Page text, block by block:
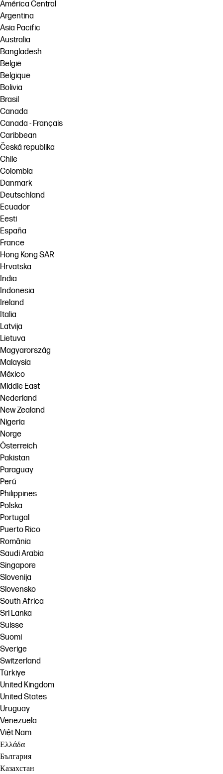
Ponte en contacto con un experto de
HP PrintOS
Síguenos
Soluciones de flujo de trabajo
Sostenibilidad
América Central
Argentina
Asia Pacific
Australia
Bangladesh
België
Belgique
Bolivia
Brasil
Canada
Canada - Français
Caribbean
Česká republika
Chile
Colombia
Danmark
Deutschland
Ecuador
Eesti
España
France
Hong Kong SAR
Hrvatska
India
Indonesia
Ireland
Italia
Latvija
Lietuva
Magyarország
Malaysia
México
Middle East
Nederland
New Zealand
Nigeria
Norge
Österreich
Pakistan
Paraguay
Perú
Philippines
Polska
Portugal
Puerto Rico
România
Saudi Arabia
Singapore
Slovenija
Slovensko
South Africa
Sri Lanka
Suisse
Suomi
Sverige
Switzerland
Türkiye
United Kingdom
United States
Uruguay
Venezuela
Việt Nam
Ελλάδα
България
Казахстан